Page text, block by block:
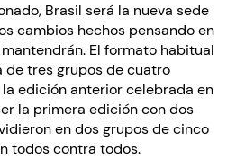
Brasil será la nueva sede
cambios hechos pensando en
El formato habitual
de tres grupos de cuatro
edición anterior celebrada en
la primera edición con dos
en dos grupos de cinco
todos contra todos.